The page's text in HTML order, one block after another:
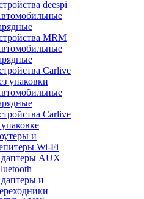
deespi
MRM
Carlive
упаковки
Carlive
и
Wi-Fi
AUX
и